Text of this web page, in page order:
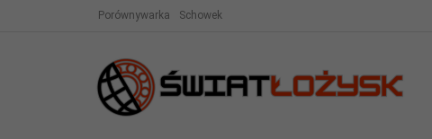
Porównywarka Schowek